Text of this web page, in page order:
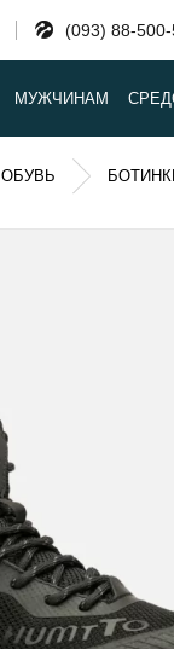
(093) 88-500-
МУЖЧИНАМ
ОБУВЬ